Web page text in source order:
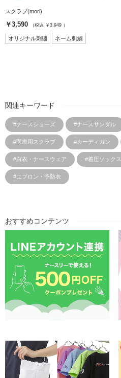
スクラブ(mori)
￥3,590 （税込 ￥3,949 ）
オリジナル刺繍 ネーム刺繍
関連キーワード
#ナースシューズ #ナースサンダル
#医療用スクラブ #カーディガン
#白衣・ナースウェア #着圧ソックス
#エプロン・予防衣
おすすめコンテンツ